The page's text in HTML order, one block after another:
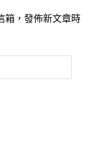
箱，發佈新文章時